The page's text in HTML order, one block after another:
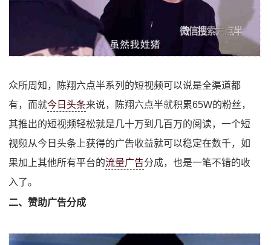
众所周知，陈翔六点半系列的短视频可以说是全渠道都
有，而就今日头条来说，陈翔六点半就积累65W的粉丝，
其推出的短视频轻松就是几十万到几百万的阅读，一个短
视频从今日头条上获得的广告收益就可以稳定在数千，如
果加上其他所有平台的流量广告分成，也是一笔不错的收
入了。
二、赞助广告分成